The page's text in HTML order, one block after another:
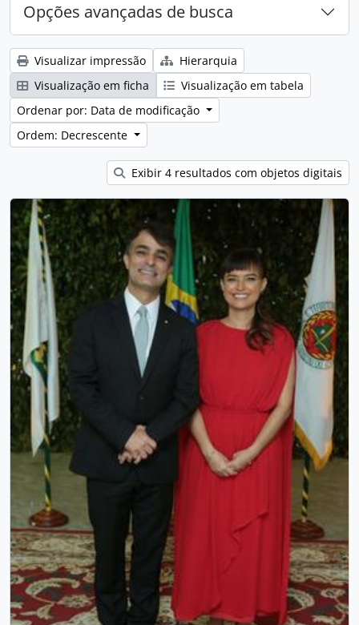
Opções avançadas de busca
Visualizar impressão
Hierarquia
Visualização em ficha
Visualização em tabela
Ordenar por: Data de modificação
Ordem: Decrescente
Exibir 4 resultados com objetos digitais